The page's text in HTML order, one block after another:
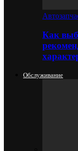
Как
Обслуживание